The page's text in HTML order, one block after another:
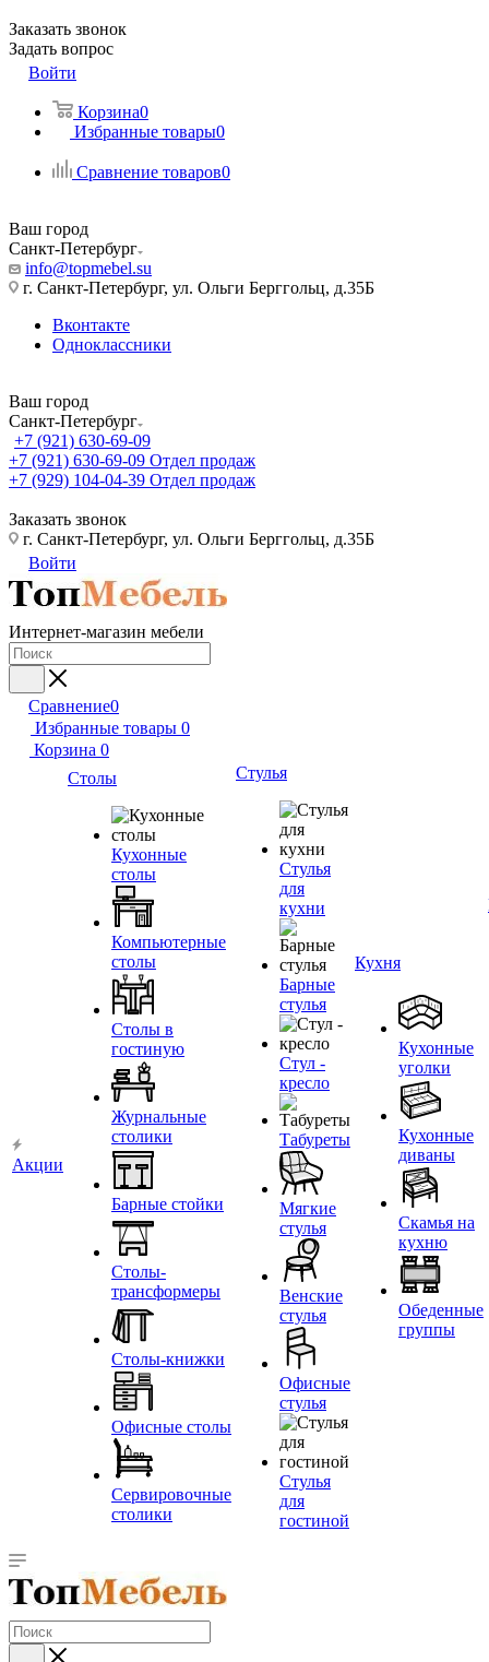
Заказать звонок
Задать вопрос
Войти
Корзина0
Избранные товары0
Сравнение товаров0
Ваш город
Санкт-Петербург
info@topmebel.su
г. Санкт-Петербург, ул. Ольги Берггольц, д.35Б
Вконтакте
Одноклассники
Ваш город
Санкт-Петербург
+7 (921) 630-69-09
+7 (921) 630-69-09 Отдел продаж
+7 (929) 104-04-39 Отдел продаж
Заказать звонок
г. Санкт-Петербург, ул. Ольги Берггольц, д.35Б
Войти
Интернет-магазин мебели
Сравнение0
Избранные товары 0
Корзина 0
Акции
Столы
Кухонные
столы
Компьютерные
столы
Столы в
гостиную
Журнальные
столики
Барные стойки
Столы-
трансформеры
Столы-книжки
Офисные столы
Сервировочные
столики
Стулья
Стулья
для
кухни
Барные
стулья
Стул -
кресло
Табуреты
Мягкие
стулья
Венские
стулья
Офисные
стулья
Стулья
для
гостиной
Кухня
Кухонные
уголки
Кухонные
диваны
Скамья на
кухню
Обеденные
группы